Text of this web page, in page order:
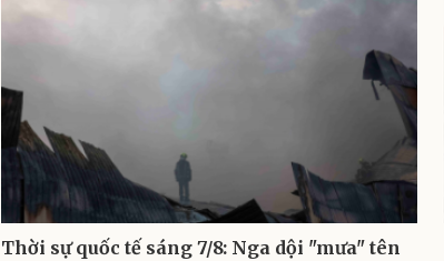
Thời sự quốc tế sáng 7/8: Nga dội "mưa" tên